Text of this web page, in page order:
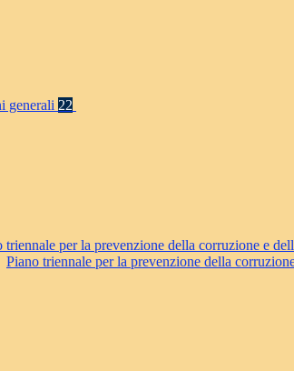
generali 22
triennale per la prevenzione della corruzione e
Piano triennale per la prevenzione della